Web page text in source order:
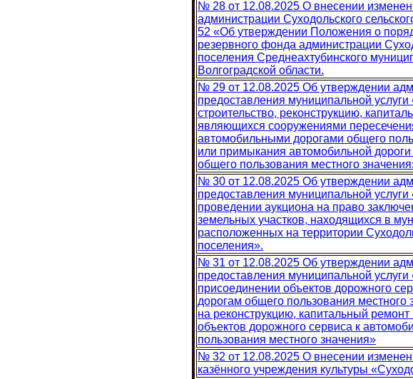
№ 28 от 12.08.2025 О внесении
администрации Суходольского
52 «Об утверждении Положения о
резервного фонда администрации
поселения Среднеахтубинского
Волгоградской области.
№ 29 от 12.08.2025 Об утверждении
предоставления муниципальной
строительство, реконструкцию,
являющихся сооружениями
автомобильными дорогами общего
или примыкания автомобильной
общего пользования местного
№ 30 от 12.08.2025 Об утверждении
предоставления муниципальной
проведении аукциона на право
земельных участков, находящихся в
расположенных на территории
поселения».
№ 31 от 12.08.2025 Об утверждении
предоставления муниципальной
присоединении объектов дорожного
дорогам общего пользования местного
на реконструкцию, капитальный
объектов дорожного сервиса к
пользования местного значения»
№ 32 от 12.08.2025 О внесении
казённого учреждения культуры